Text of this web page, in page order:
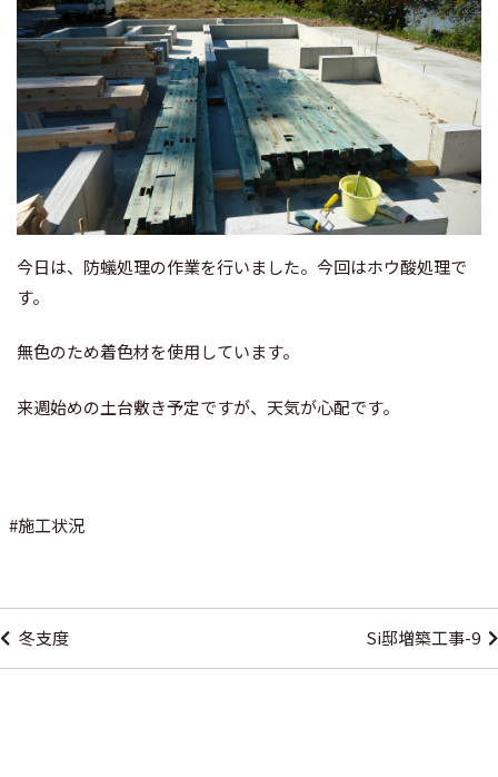
今日は、防蟻処理の作業を行いました。今回はホウ酸処理で
す。
無色のため着色材を使用しています。
来週始めの土台敷き予定ですが、天気が心配です。
#施工状況
稿
ナ冬支度 Si邸増築工事-9